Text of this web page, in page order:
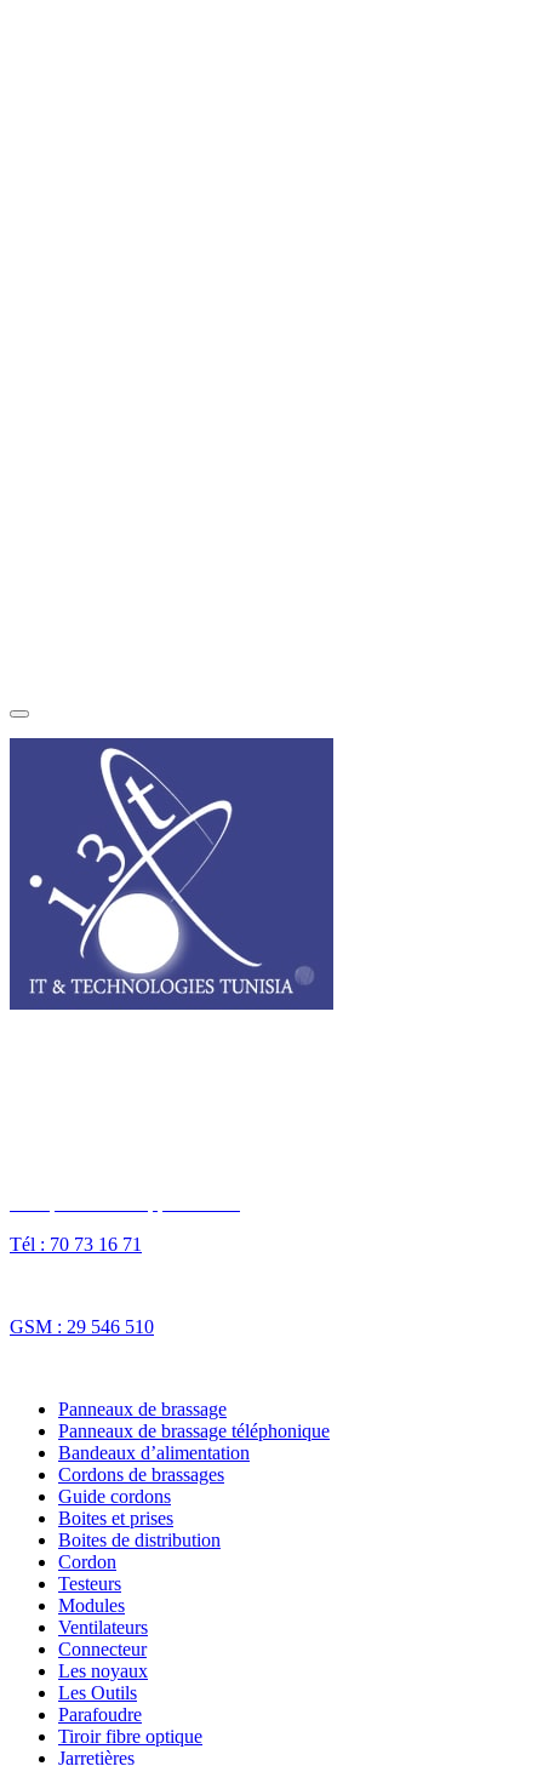
Tél : 70 73 16 71
GSM : 29 546 510
Panneaux de brassage
Panneaux de brassage téléphonique
Bandeaux d’alimentation
Cordons de brassages
Guide cordons
Boites et prises
Boites de distribution
Cordon
Testeurs
Modules
Ventilateurs
Connecteur
Les noyaux
Les Outils
Parafoudre
Tiroir fibre optique
Jarretières